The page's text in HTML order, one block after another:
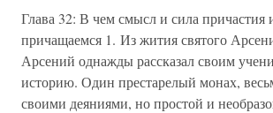
Глава 32: В чем смысл и сила причастия
причащаемся 1. Из жития святого
Арсений однажды рассказал своим
историю. Один престарелый монах,
своими деяниями, но простой и